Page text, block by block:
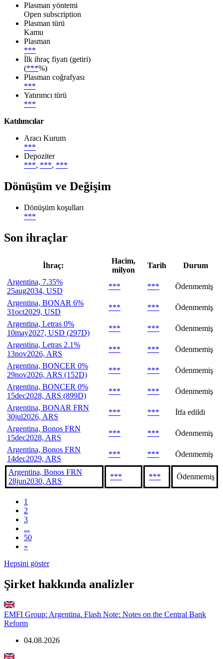
Plasman yöntemi
Open subscription
Plasman türü
Kamu
Plasman
***
İlk ihraç fiyatı (getiri)
(***%)
Plasman coğrafyası
***
Yatırımcı türü
***
Katılımcılar
Aracı Kurum
***
Depoziter
***, ***, ***
Dönüşüm ve Değişim
Dönüşüm koşulları
***
Son ihraçlar
İhraç:
Hacim,
milyon
Tarih
Durum
Argentina, 7.35%
25aug2034, USD
*** ***
Ödenmemiş
Argentina, BONAR 6%
31oct2029, USD
*** ***
Ödenmemiş
Argentina, Letras 0%
10may2027, USD (297D)
*** ***
Ödenmemiş
Argentina, Letras 2.1%
13nov2026, ARS
*** ***
Ödenmemiş
Argentina, BONCER 0%
29nov2026, ARS (152D)
*** ***
Ödenmemiş
Argentina, BONCER 0%
15dec2028, ARS (899D)
*** ***
Ödenmemiş
Argentina, BONAR FRN
30jul2026, ARS
*** ***
İtfa edildi
Argentina, Bonos FRN
15dec2028, ARS
*** ***
Ödenmemiş
Argentina, Bonos FRN
14dec2029, ARS
*** *** Ödenmemiş
Argentina, Bonos FRN
28jun2030, ARS
*** *** Ödenmemiş
1
2
3
...
50
»
Hepsini göster
Şirket hakkında analizler
EMFI Group: Argentina. Flash Note: Notes on the Central Bank
Reform
04.08.2026